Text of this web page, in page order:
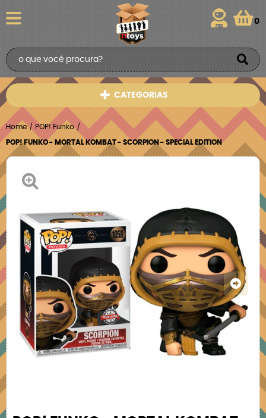
0
CATEGORIAS
Home POP! Funko
POP! FUNKO - MORTAL KOMBAT - SCORPION - SPECIAL EDITION